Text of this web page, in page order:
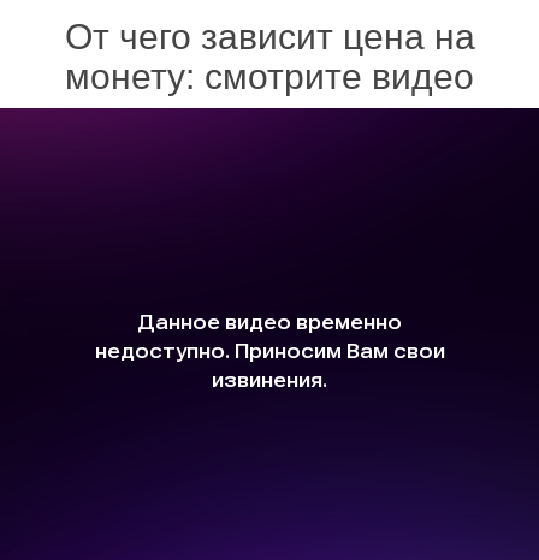
От чего зависит цена на
монету: смотрите видео